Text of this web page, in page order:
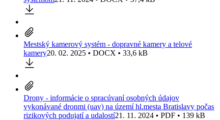
Mestský kamerový systém - dopravné kamery a telové
kamery20. 02. 2025 • DOCX • 33,6 kB
Drony - informácie o spracúvaní osobných údajov
vykonávané dronmi (uav) na území hl.mesta Bratislavy počas
rizikových podujatí a udalostí21. 11. 2024 • PDF • 139 kB